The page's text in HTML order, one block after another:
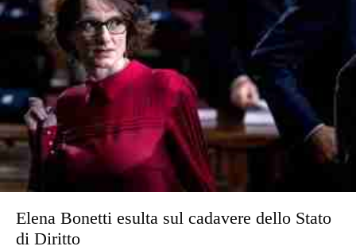
Elena Bonetti esulta sul cadavere dello Stato
di Diritto